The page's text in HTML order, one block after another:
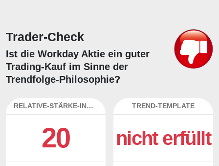
Trader-Check
Ist die Workday Aktie ein guter
Trading-Kauf im Sinne der
Trendfolge-Philosophie?
RELATIVE-STÄRKE-INDEX
20
TREND-TEMPLATE
nicht erfüllt